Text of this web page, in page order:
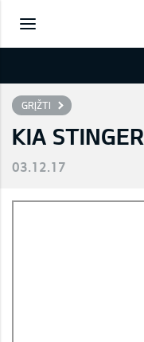
GRĮŽTI
KIA STINGER
03.12.17